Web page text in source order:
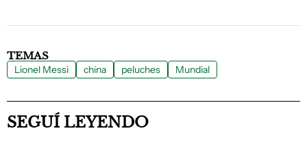
TEMAS
Lionel Messi china peluches Mundial
SEGUÍ LEYENDO